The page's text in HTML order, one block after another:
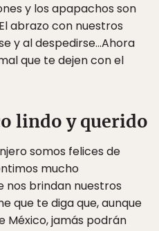
y los apapachos son
abrazo con nuestros
y al despedirse…Ahora
que te dejen con el
lindo y querido
somos felices de
mucho
nos brindan nuestros
que te diga que, aunque
México, jamás podrán